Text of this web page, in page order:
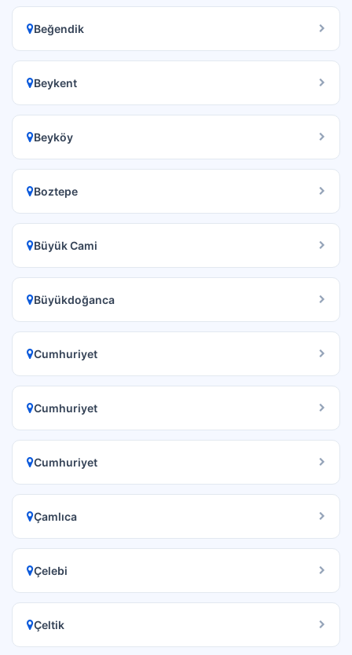
Beğendik
Beykent
Beyköy
Boztepe
Büyük Cami
Büyükdoğanca
Cumhuriyet
Cumhuriyet
Cumhuriyet
Çamlıca
Çelebi
Çeltik